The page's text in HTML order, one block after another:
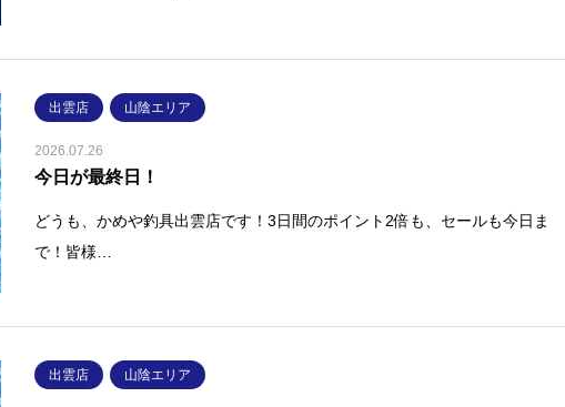
出雲店 山陰エリア
2026.07.26
今日が最終日！
どうも、かめや釣具出雲店です！3日間のポイント2倍も、セールも今日ま
で！皆様…
出雲店 山陰エリア